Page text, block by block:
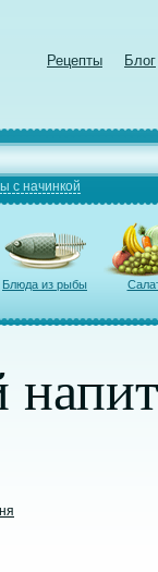
Рецепты Блог
с начинкой
Блюда из рыбы